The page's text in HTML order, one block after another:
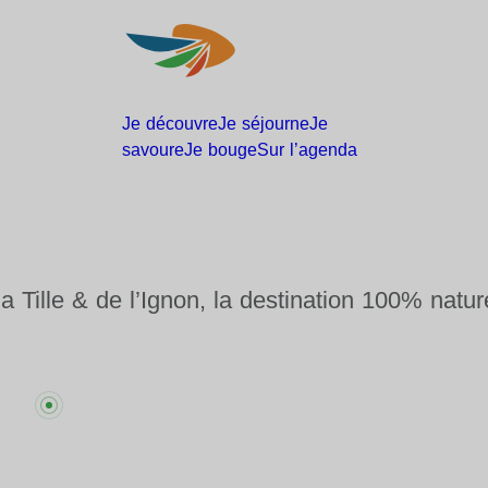
Je découvreJe séjourneJe
savoureJe bougeSur l’agenda
Tille & de l’Ignon, la destination 100%